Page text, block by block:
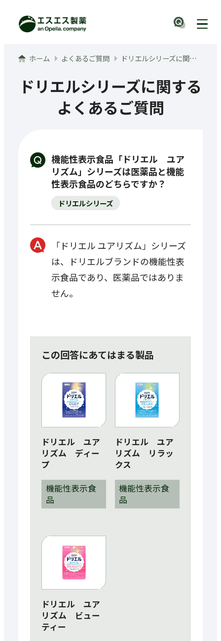
ナビ
ホーム よくあるご質問 ドリエルシリーズに関するよくあるご質問
ドリエルシリーズに関する
よくあるご質問
機能性表示食品「ドリエル ユア
リズム」シリーズは医薬品と機能
性表示食品のどちらですか？
ドリエルシリーズ
「ドリエル ユアリズム」シリーズ
は、ドリエルブランドの機能性表
示食品であり、医薬品ではありま
せん。
この回答にあてはまる製品
ドリエル ユア
リズム ディー
プ
機能性表示食
品
ドリエル ユア
リズム リラッ
クス
機能性表示食
品
ドリエル ユア
リズム ビュー
ティー